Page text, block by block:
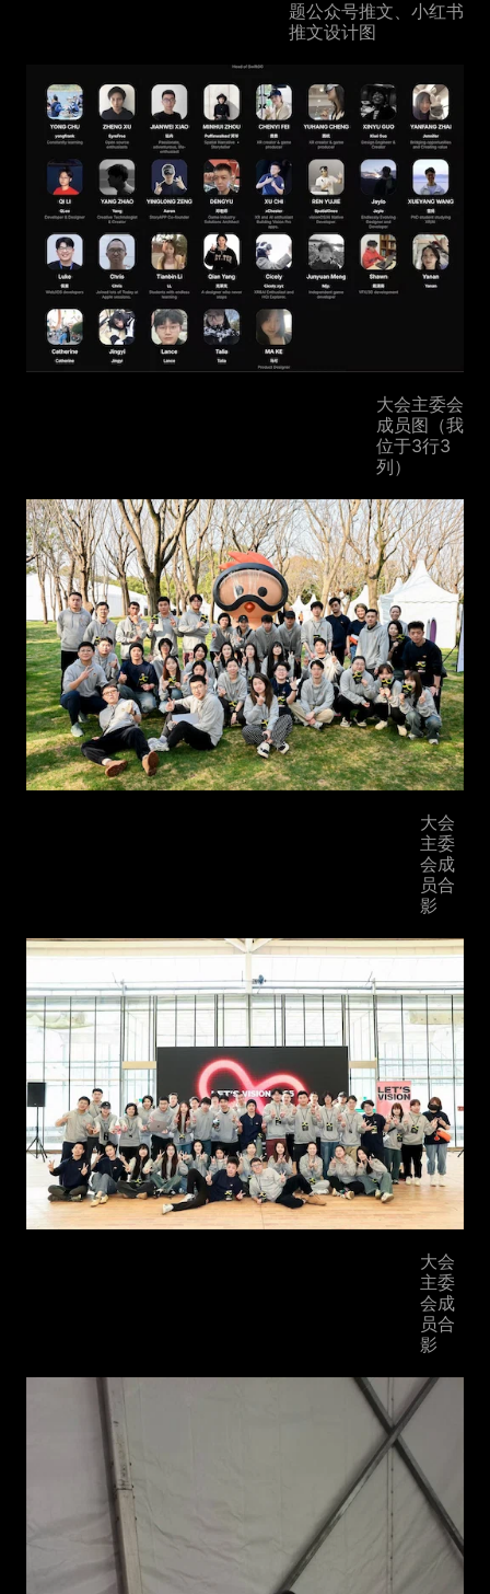
题公众号推文、小红书
推文设计图
大会主委会
成员图（我
位于3行3
列）
大会
主委
会成
员合
影
大会
主委
会成
员合
影